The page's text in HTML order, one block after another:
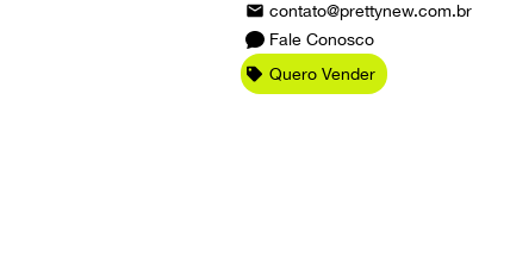
contato@prettynew.com.br
Fale Conosco
Quero Vender